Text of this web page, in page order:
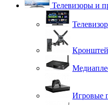
Телевизоры и
Игровые